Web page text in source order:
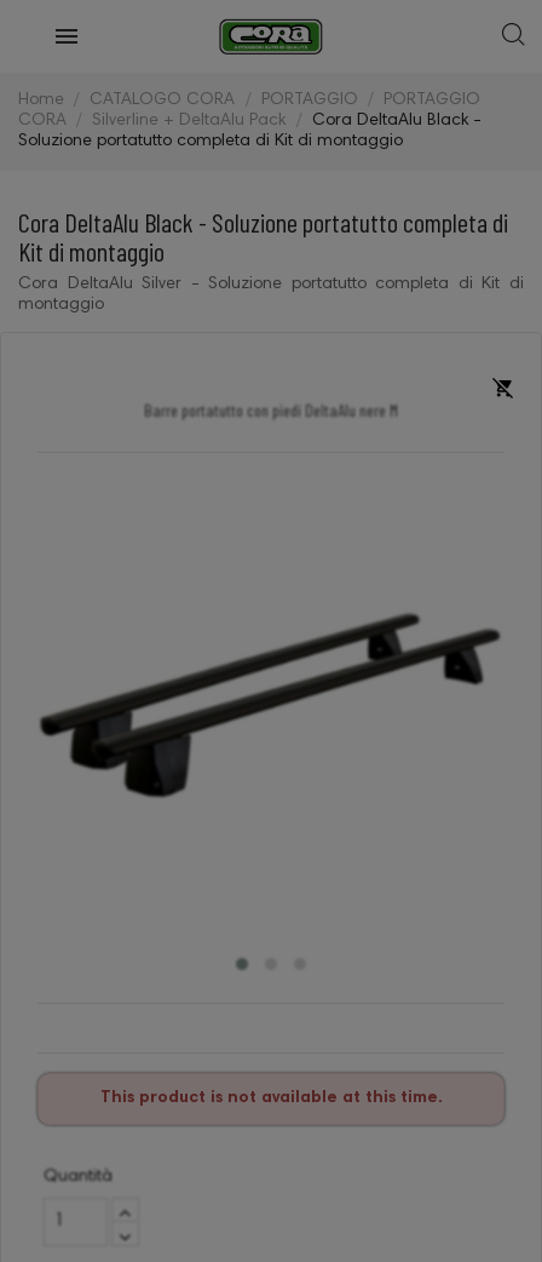
Home CATALOGO CORA PORTAGGIO
PORTAGGIO
CORA
Silverline + DeltaAlu Pack
Cora DeltaAlu Black -
Soluzione portatutto completa di Kit di montaggio
Cora DeltaAlu Black - Soluzione portatutto completa di
Kit di montaggio
Cora DeltaAlu Silver - Soluzione portatutto completa di Kit di
montaggio
Barre portatutto con piedi DeltaAlu nere M
This product is not available at this time.
Quantità